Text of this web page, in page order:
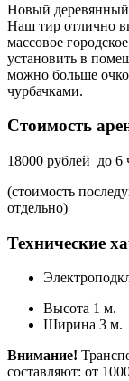
Новый деревянный
Наш тир отлично
массовое
установить в
можно больше
чурбачками.
Стоимость
18000 рублей до 6
(стоимость
отдельно)
Технические
Высота 1 м.
Ширина 3 м.
Внимание!
составляют: от